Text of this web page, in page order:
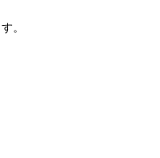
。